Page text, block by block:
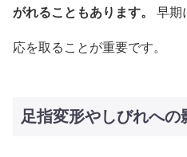
がれることもあります。 早期
応を取ることが重要です。
足指変形やしびれへの